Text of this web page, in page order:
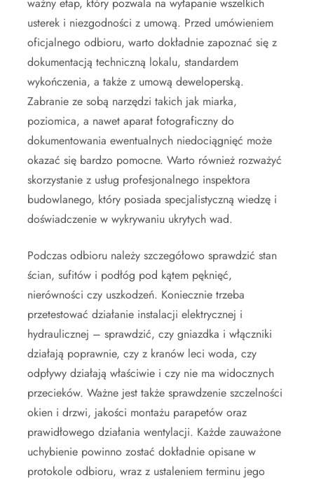
usterek i niezgodności z umową. Przed umówieniem
oficjalnego odbioru, warto dokładnie zapoznać się z
dokumentacją techniczną lokalu, standardem
wykończenia, a także z umową deweloperską.
Zabranie ze sobą narzędzi takich jak miarka,
poziomica, a nawet aparat fotograficzny do
dokumentowania ewentualnych niedociągnięć może
okazać się bardzo pomocne. Warto również rozważyć
skorzystanie z usług profesjonalnego inspektora
budowlanego, który posiada specjalistyczną wiedzę i
doświadczenie w wykrywaniu ukrytych wad.
Podczas odbioru należy szczegółowo sprawdzić stan
ścian, sufitów i podłóg pod kątem pęknięć,
nierówności czy uszkodzeń. Koniecznie trzeba
przetestować działanie instalacji elektrycznej i
hydraulicznej – sprawdzić, czy gniazdka i włączniki
działają poprawnie, czy z kranów leci woda, czy
odpływy działają właściwie i czy nie ma widocznych
przecieków. Ważne jest także sprawdzenie szczelności
okien i drzwi, jakości montażu parapetów oraz
prawidłowego działania wentylacji. Każde zauważone
uchybienie powinno zostać dokładnie opisane w
protokole odbioru, wraz z ustaleniem terminu jego